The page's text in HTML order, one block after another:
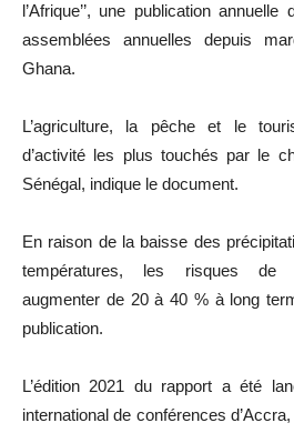
l’Afrique’’, une publication
assemblées annuelles depuis
Ghana.
L’agriculture, la pêche et le
d’activité les plus touchés par le
Sénégal, indique le document.
En raison de la baisse des
températures, les risques de
augmenter de 20 à 40 % à long
publication.
L’édition 2021 du rapport a été
international de conférences